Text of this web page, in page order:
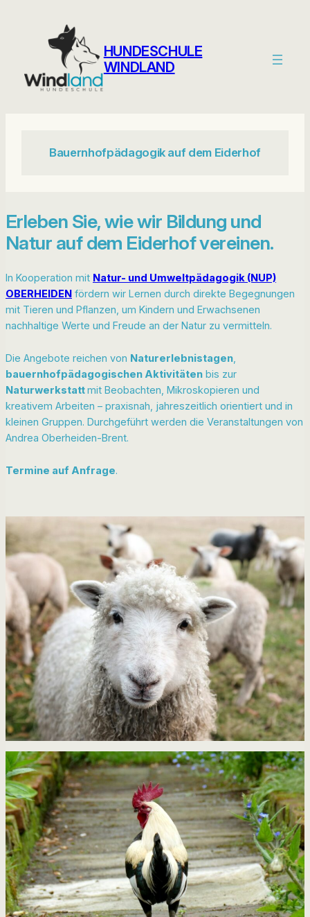
HUNDESCHULE
WINDLAND
Bauernhofpädagogik auf dem Eiderhof
Erleben Sie, wie wir Bildung und
Natur auf dem Eiderhof vereinen.
In Kooperation mit Natur- und Umweltpädagogik (NUP)
OBERHEIDEN fördern wir Lernen durch direkte Begegnungen
mit Tieren und Pflanzen, um Kindern und Erwachsenen
nachhaltige Werte und Freude an der Natur zu vermitteln.
Die Angebote reichen von Naturerlebnistagen,
bauernhofpädagogischen Aktivitäten bis zur
Naturwerkstattmit Beobachten, Mikroskopieren und
kreativem Arbeiten – praxisnah, jahreszeitlich orientiert und in
kleinen Gruppen. Durchgeführt werden die Veranstaltungen von
Andrea Oberheiden-Brent.
Termine auf Anfrage.